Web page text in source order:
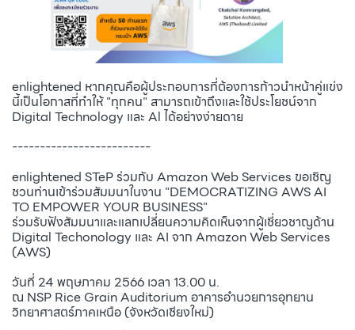
enlightened หากคุณคือผู้ประกอบการที่ต้องการก้าวนำหน้าคู่แข่ง
นี้เป็นโอกาสที่ทำให้ "ทุกคน" สามารถเข้าถึงและใช้ประโยชน์จาก
Digital Technology และ Al ได้อย่างง่ายดาย
-------------------------
enlightened STeP ร่วมกับ Amazon Web Services ขอเชิญ
ชวนท่านเข้าร่วมสัมมนาในงาน "DEMOCRATIZING AWS AI
TO EMPOWER YOUR BUSINESS"
ร่วมรับฟังสัมมนาและแลกเปลี่ยนความคิดเห็นจากผู้เชี่ยวชาญด้าน
Digital Techonology และ AI จาก Amazon Web Services
(AWS)
วันที่ 24 พฤษภาคม 2566 เวลา 13.00 น.
ณ NSP Rice Grain Auditorium อาคารอำนวยการอุทยาน
วิทยาศาสตร์ภาคเหนือ (จังหวัดเชียงใหม่)